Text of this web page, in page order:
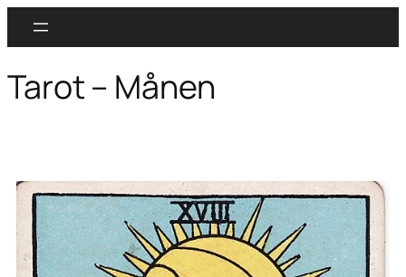
Tarot – Månen